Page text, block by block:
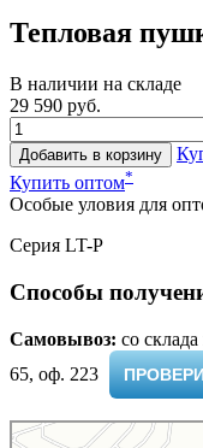
Тепловая
В наличии на складе
29 590 руб.
Добавить в корзину
Купить оптом*
Особые уловия для
Серия LT-P
Способы
Самовывоз: cо
65, оф. 223 ​